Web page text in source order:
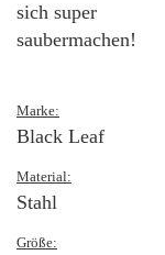
sich super
saubermachen!
Marke:
Black Leaf
Material:
Stahl
Größe: